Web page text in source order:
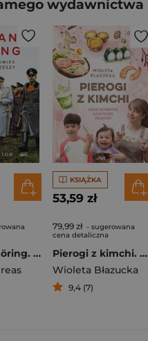
wydawnictwa
Hermann Göring. Drugi człowiek Trzeciej Rzeszy
KSIĄŻKA
53,59 zł
79,99 zł - sugerowana
cena detaliczna
Pierogi z kimchi. Moje ulubione azjatyckie przepisy
Wioleta Błazucka
9,4 (7)